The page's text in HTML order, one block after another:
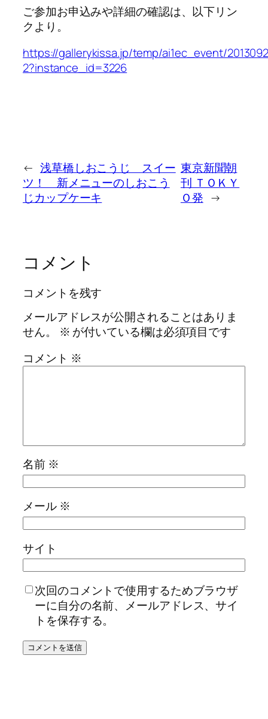
ご参加お申込みや詳細の確認は、以下リン
クより。
https://gallerykissa.jp/temp/ai1ec_event/
2?instance_id=3226
← 浅草橋しおこうじ スイー
ツ！ 新メニューのしおこう
じカップケーキ
東京新聞朝
刊 ＴＯＫＹ
Ｏ発 →
コメント
コメントを残す
メールアドレスが公開されることはありま
せん。
※ が付いている欄は必須項目です
コメント ※
名前 ※
メール ※
サイト
次回のコメントで使用するためブラウザ
ーに自分の名前、メールアドレス、サイ
トを保存する。